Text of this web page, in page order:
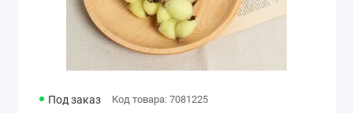
Под заказ Код товара: 7081225